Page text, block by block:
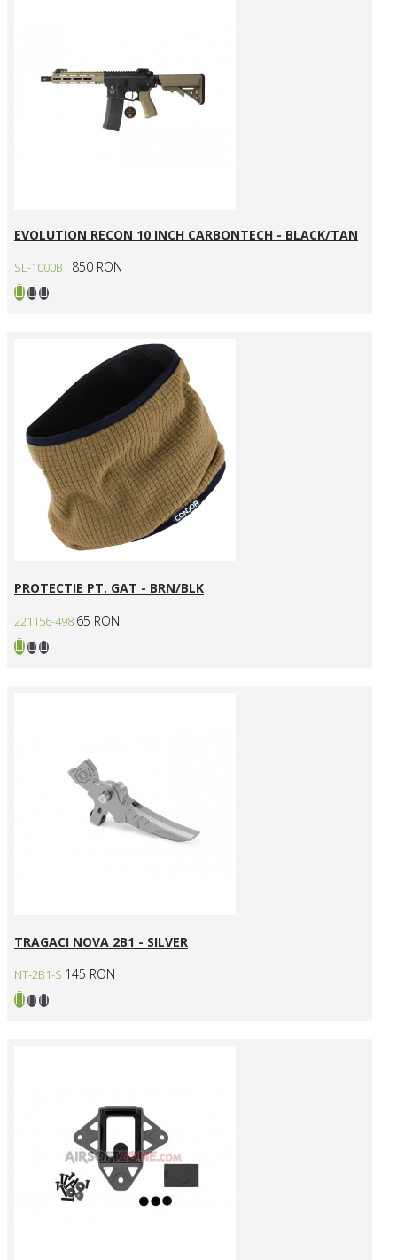
EVOLUTION RECON 10 INCH CARBONTECH - BLACK/TAN
SL-1000BT 850 RON
PROTECTIE PT. GAT - BRN/BLK
221156-498 65 RON
TRAGACI NOVA 2B1 - SILVER
NT-2B1-S 145 RON